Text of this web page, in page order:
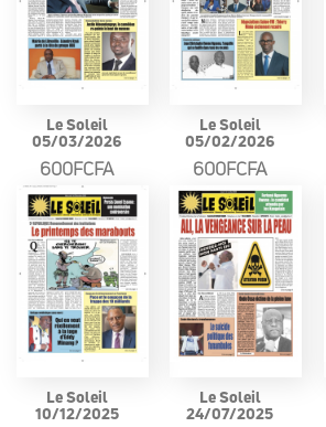
Le Soleil
05/03/2026
600FCFA
Le Soleil
05/02/2026
600FCFA
Le Soleil
10/12/2025
Le Soleil
24/07/2025